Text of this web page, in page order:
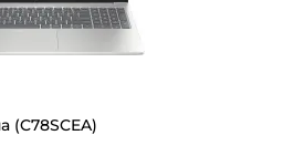
(C78SCEA)